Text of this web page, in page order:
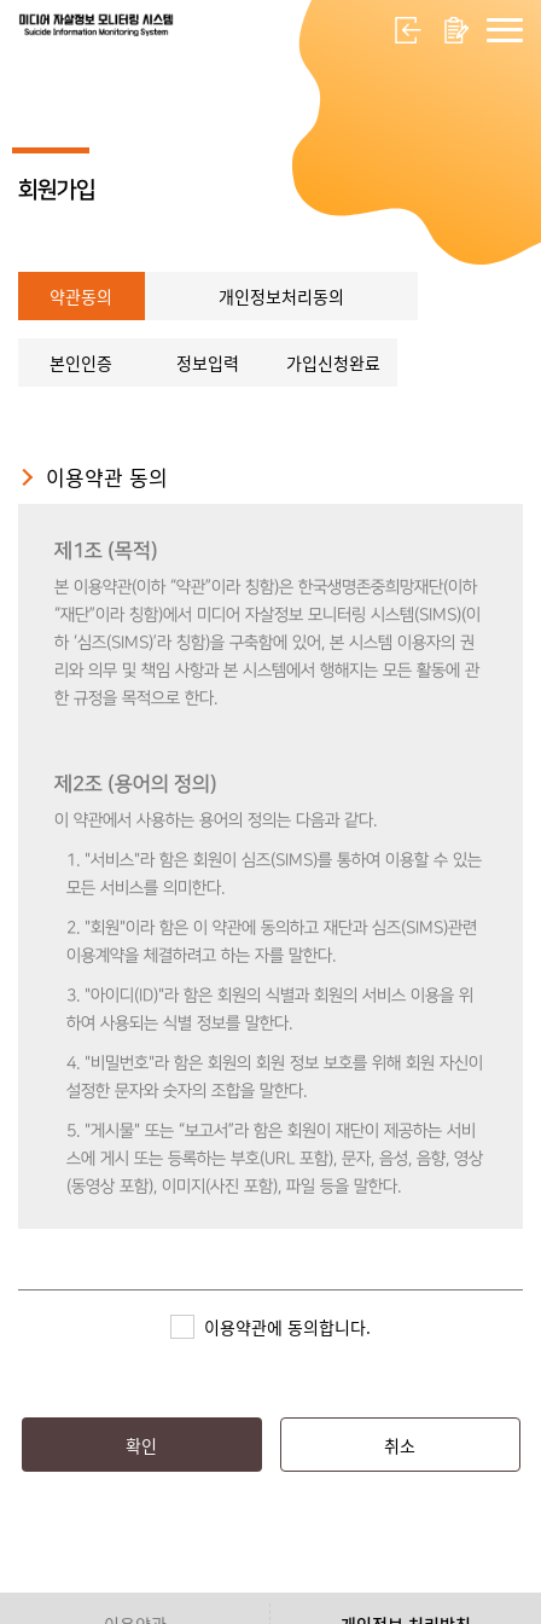
회원가입
약관동의 개인정보처리동의
본인인증 정보입력 가입신청완료
이용약관 동의
제1조 (목적)
본 이용약관(이하 “약관”이라 칭함)은 한국생명존중희망재단(이하
“재단”이라 칭함)에서 미디어 자살정보 모니터링 시스템(SIMS)(이
하 ‘심즈(SIMS)’라 칭함)을 구축함에 있어, 본 시스템 이용자의 권
리와 의무 및 책임 사항과 본 시스템에서 행해지는 모든 활동에 관
한 규정을 목적으로 한다.
제2조 (용어의 정의)
이 약관에서 사용하는 용어의 정의는 다음과 같다.
1. "서비스"라 함은 회원이 심즈(SIMS)를 통하여 이용할 수 있는
모든 서비스를 의미한다.
2. "회원"이라 함은 이 약관에 동의하고 재단과 심즈(SIMS)관련
이용계약을 체결하려고 하는 자를 말한다.
3. "아이디(ID)"라 함은 회원의 식별과 회원의 서비스 이용을 위
하여 사용되는 식별 정보를 말한다.
4. "비밀번호"라 함은 회원의 회원 정보 보호를 위해 회원 자신이
설정한 문자와 숫자의 조합을 말한다.
5. "게시물" 또는 “보고서”라 함은 회원이 재단이 제공하는 서비
스에 게시 또는 등록하는 부호(URL 포함), 문자, 음성, 음향, 영상
(동영상 포함), 이미지(사진 포함), 파일 등을 말한다.
3. 회원은 정기적으로 심즈(SIMS)를 방문하여 약관의 변경사항
원 탈퇴를 할 수 있으며 이로 인해 심즈(SIMS)에서 제공하는 서
이용약관에 동의합니다.
확인 취소